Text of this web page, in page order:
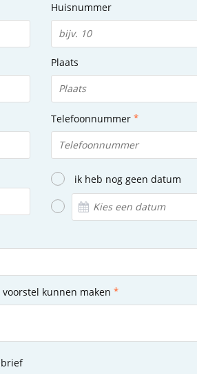
Huisnummer
Plaats
Telefoonnummer
ik heb nog geen datum
kunnen maken